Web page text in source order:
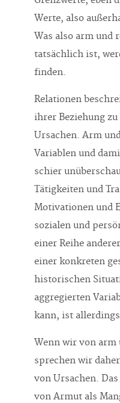
Werte, also
Was also arm und
tatsächlich ist,
finden.
Relationen
ihrer Beziehung
Ursachen. Arm
Variablen und
schier
Tätigkeiten und
Motivationen und
sozialen und
einer Reihe
einer konkreten
historischen
aggregierten
kann, ist
Wenn wir von arm
sprechen wir
von Ursachen.
von Armut als